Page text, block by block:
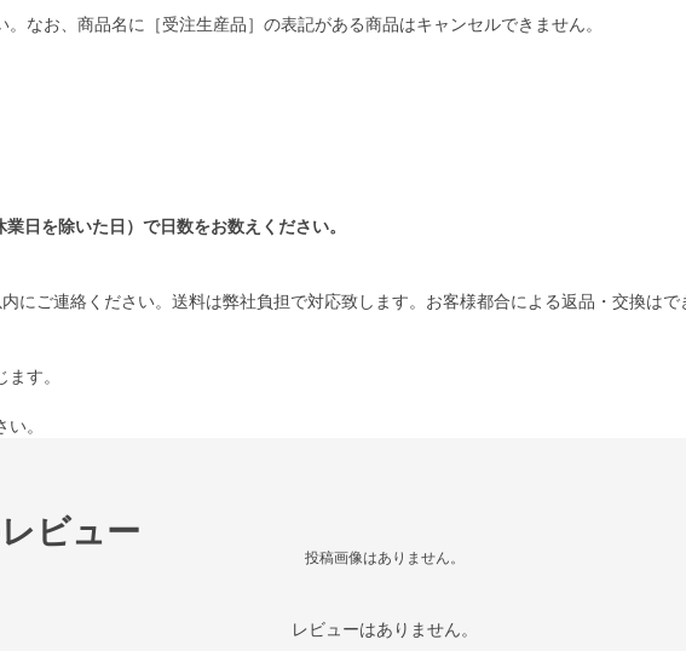
なお、商品名に［受注生産品］の表記がある商品はキャンセルできません。
日を除いた日）で日数をお数えください。
にご連絡ください。送料は弊社負担で対応致します。お客様都合による返品・交換はで
す。
。
ビュー
投稿画像はありません。
レビューはありません。